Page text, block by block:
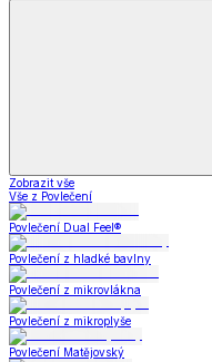
Zobrazit vše
Vše z Povlečení
Povlečení Dual Feel®
Povlečení z hladké bavlny
Povlečení z mikrovlákna
Povlečení z mikroplyše
Povlečení Matějovský